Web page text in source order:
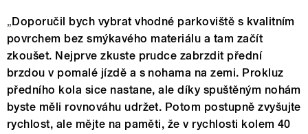
„Doporučil bych vybrat vhodné parkoviště s kvalitním
povrchem bez smýkavého materiálu a tam začít
zkoušet. Nejprve zkuste prudce zabrzdit přední
brzdou v pomalé jízdě a s nohama na zemi. Prokluz
předního kola sice nastane, ale díky spuštěným nohám
byste měli rovnováhu udržet. Potom postupně zvyšujte
rychlost, ale mějte na paměti, že v rychlosti kolem 40